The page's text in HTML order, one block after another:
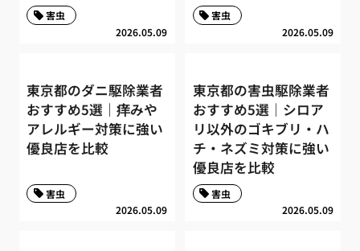
2026.05.09
害虫
2026.05.09
害虫
東京都のダニ駆除業者
おすすめ5選｜痒みや
アレルギー対策に強い
優良店を比較
2026.05.09
害虫
東京都の害虫駆除業者
おすすめ5選｜シロア
リ以外のゴキブリ・ハ
チ・ネズミ対策に強い
優良店を比較
2026.05.09
害虫